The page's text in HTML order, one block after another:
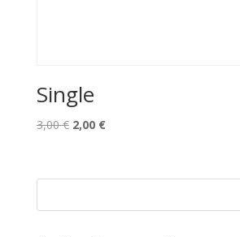
Single
3,00€ Il
era:
2,00 €Il
è: